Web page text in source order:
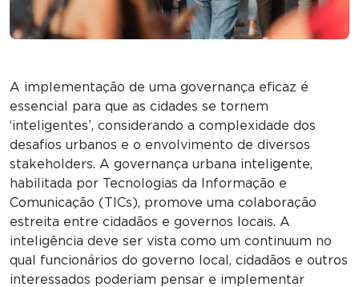
A implementação de uma governança eficaz é
essencial para que as cidades se tornem
‘inteligentes’, considerando a complexidade dos
desafios urbanos e o envolvimento de diversos
stakeholders. A governança urbana inteligente,
habilitada por Tecnologias da Informação e
Comunicação (TICs), promove uma colaboração
estreita entre cidadãos e governos locais. A
inteligência deve ser vista como um continuum no
qual funcionários do governo local, cidadãos e outros
interessados poderiam pensar e implementar